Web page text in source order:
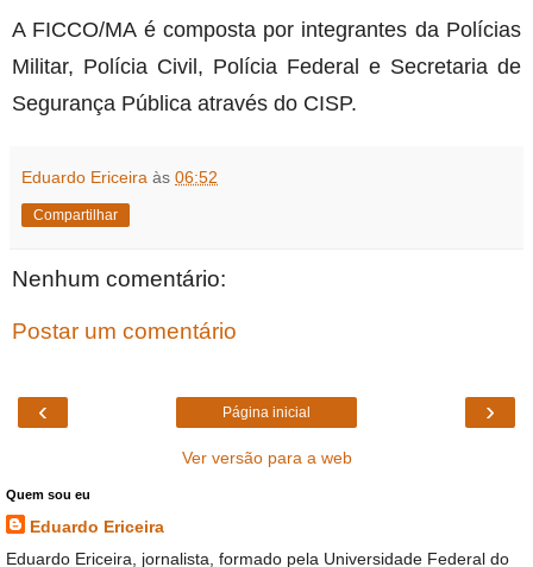
A FICCO/MA é composta por integrantes da Polícias
Militar, Polícia Civil, Polícia Federal e Secretaria de
Segurança Pública através do CISP.
Eduardo Ericeira às 06:52
Compartilhar
Nenhum comentário:
Postar um comentário
‹ ›
Página inicial
Ver versão para a web
Quem sou eu
Eduardo Ericeira
Eduardo Ericeira, jornalista, formado pela Universidade Federal do